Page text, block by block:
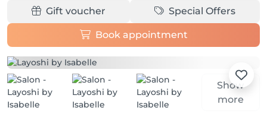
Gift voucher Special Offers
Book appointment
Show
more